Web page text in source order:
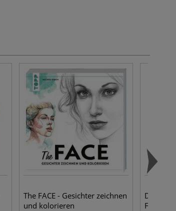
The FACE - Gesichter zeichnen
und kolorieren
Die